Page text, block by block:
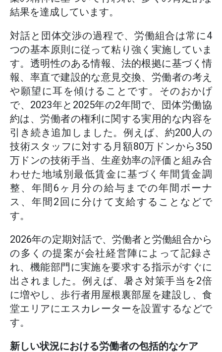
結果を達成しています。
対話と団体交渉の過程で、労働組合は常に4
つの基本原則に従って粘り強く実施していま
す。透明性のある情報、法的根拠に基づく情
報、率直で建設的な意見交換、労働者の考え
や願望に耳を傾けることです。そのおかげ
で、2023年と2025年の2年間で、団体労働協
約は、労働者の権利に関する実用的な内容を
引き続き追加しました。例えば、約200人の
技術スタッフに対する月額80万ドンから350
万ドンの技術手当、生産効率の評価と組み合
わせた地域別最低賃金に基づく年間賃金調
整、年間6ヶ月分の給与までの年間ボーナ
ス、年間2回に分けて支給することなどで
す。
2026年の定期対話で、労働者と労働組合から
の多くの提案が会社経営陣によって記録さ
れ、機能部門に実施を要求する指示がすぐに
出されました。例えば、暑さ対策手当を2倍
に増やし、歩行者用屋根裏部屋を建設し、食
堂エリアにエスカレーターを設置するなどで
す。
新しい状況における労働者の包括的なケア